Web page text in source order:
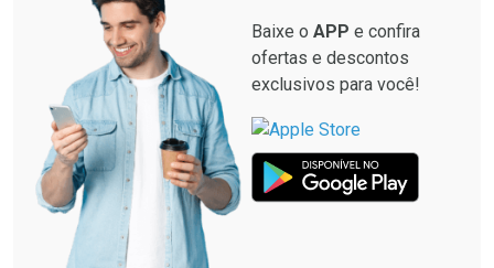
Baixe o APP e confira
ofertas e descontos
exclusivos para você!